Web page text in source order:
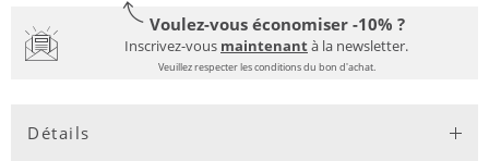
Voulez-vous économiser -10% ?
Inscrivez-vous maintenantà la newsletter.
Veuillez respecter les conditions du bon d'achat.
Détails